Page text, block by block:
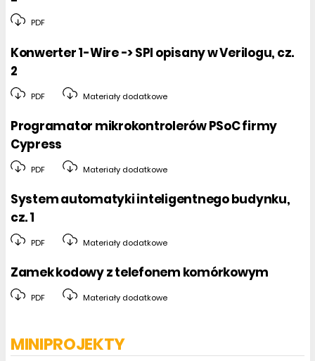
PDF
Konwerter 1-Wire -> SPI opisany w Verilogu, cz.
2
PDF Materiały dodatkowe
Programator mikrokontrolerów PSoC firmy
Cypress
PDF Materiały dodatkowe
System automatyki inteligentnego budynku,
cz. 1
PDF Materiały dodatkowe
Zamek kodowy z telefonem komórkowym
PDF Materiały dodatkowe
MINIPROJEKTY